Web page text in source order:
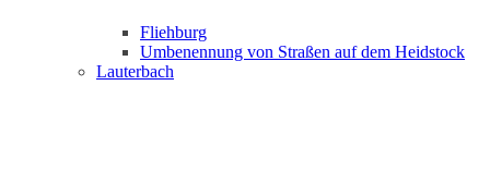
Fliehburg
Umbenennung von Straßen auf dem Heidstock
Lauterbach